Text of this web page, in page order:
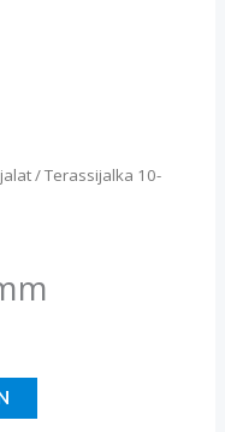
/ Terassijalka 10-